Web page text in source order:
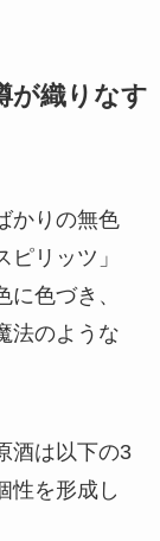
が織りなす
かりの無色
リッツ」
色づき、
法のような
酒は以下の3
性を形成し